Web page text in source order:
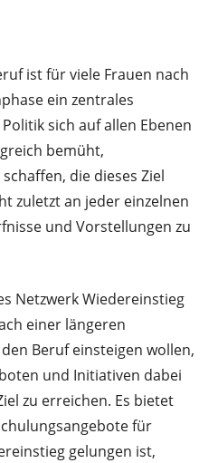
ist für viele Frauen nach
ein zentrales
sich auf allen Ebenen
bemüht,
die dieses Ziel
zuletzt an jeder einzelnen
und Vorstellungen zu
Netzwerk Wiedereinstieg
einer längeren
Beruf einsteigen wollen,
und Initiativen dabei
zu erreichen. Es bietet
für
gelungen ist,